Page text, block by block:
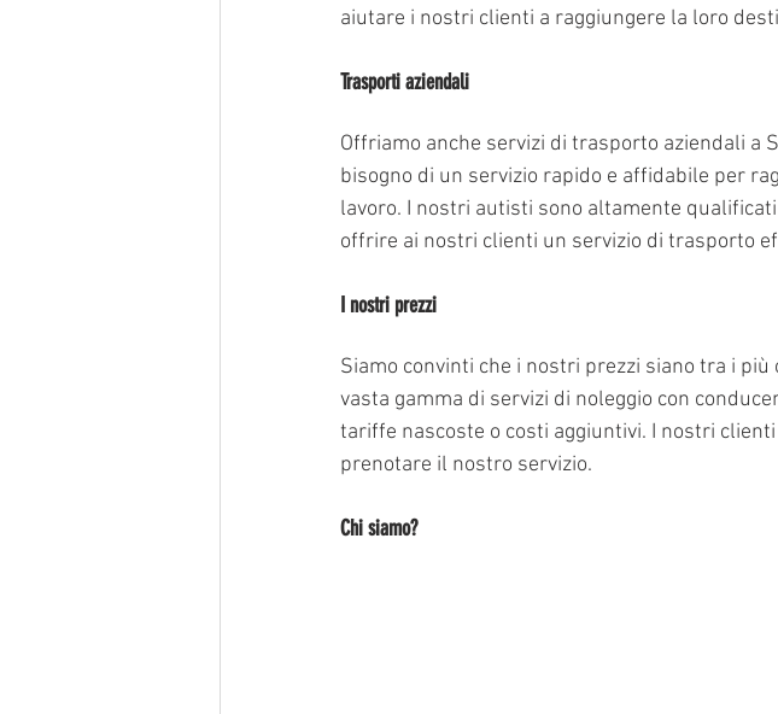
aiutare i nostri clienti a raggiungere la loro
Trasporti aziendali
Offriamo anche servizi di trasporto aziendali a
bisogno di un servizio rapido e affidabile per
lavoro. I nostri autisti sono altamente
offrire ai nostri clienti un servizio di trasporto
I nostri prezzi
Siamo convinti che i nostri prezzi siano tra i
vasta gamma di servizi di noleggio con
tariffe nascoste o costi aggiuntivi. I nostri
prenotare il nostro servizio.
Chi siamo?